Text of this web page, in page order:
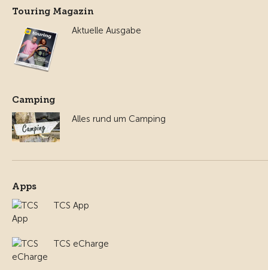
Touring Magazin
Aktuelle Ausgabe
Camping
Alles rund um Camping
Apps
TCS App
TCS eCharge